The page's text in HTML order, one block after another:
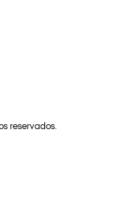
reservados.